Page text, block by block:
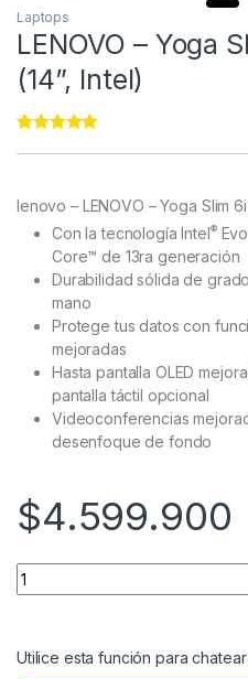
Laptops
LENOVO – Yoga
(14”, Intel)
ratings
lenovo – LENOVO – Yoga Slim
Con la tecnología Intel®
Core™ de 13ra generación
Durabilidad sólida de
mano
Protege tus datos con
mejoradas
Hasta pantalla OLED
pantalla táctil opcional
Videoconferencias
desenfoque de fondo
$4.599.900
Utilice esta función para